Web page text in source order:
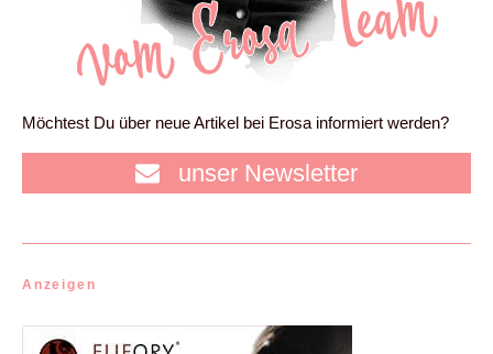
Möchtest Du über neue Artikel bei Erosa informiert werden?
unser Newsletter
Anzeigen